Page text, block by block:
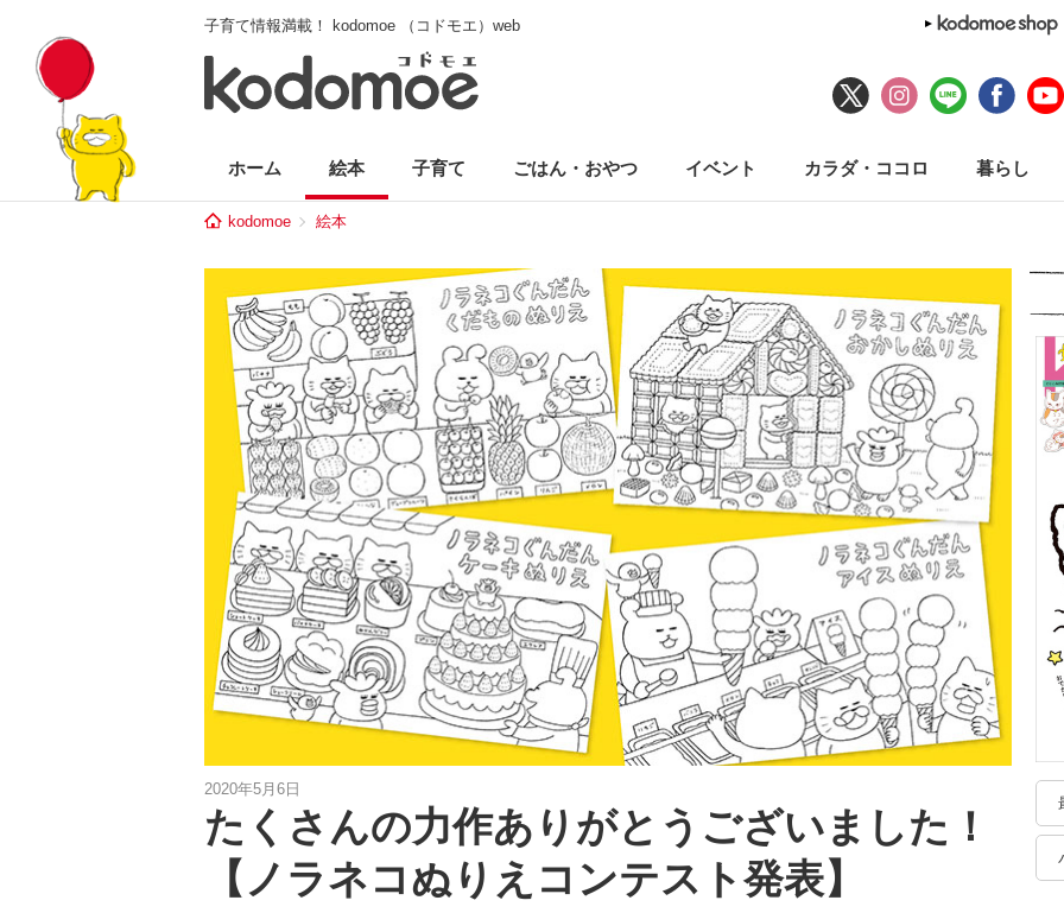
子育て情報満載！ kodomoe （コドモエ）web
ホーム 絵本 子育て ごはん・おやつ イベント カラダ・ココロ 暮らし
kodomoe 絵本
2020年5月6日
たくさんの力作ありがとうございました！
【ノラネコぬりえコンテスト発表】